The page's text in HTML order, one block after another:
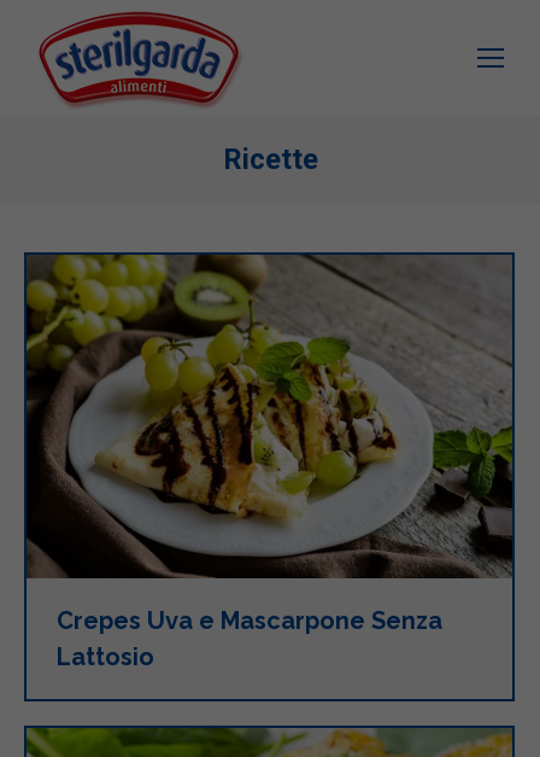
Ricette
Crepes Uva e Mascarpone Senza
Lattosio